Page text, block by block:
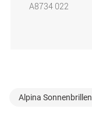
A8734 022
Alpina Sonnenbrillen